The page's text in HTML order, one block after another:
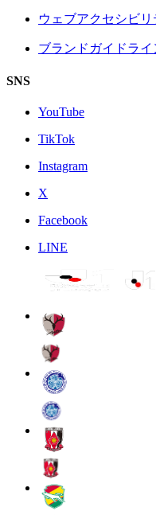
ウェブアクセシビ
ブランドガイドライ
SNS
YouTube
TikTok
Instagram
X
Facebook
LINE